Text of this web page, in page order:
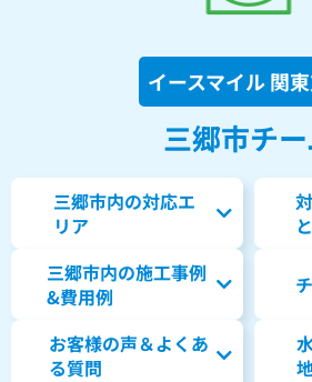
イースマイル 関
三郷市チ
三郷市内の対応エ
リア
三郷市内の施工事例
&費用例
お客様の声＆よくあ
る質問